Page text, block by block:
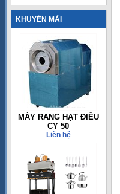
KHUYẾN MÃI
MÁY RANG HẠT ĐIỀU
CY 50
Liên hệ